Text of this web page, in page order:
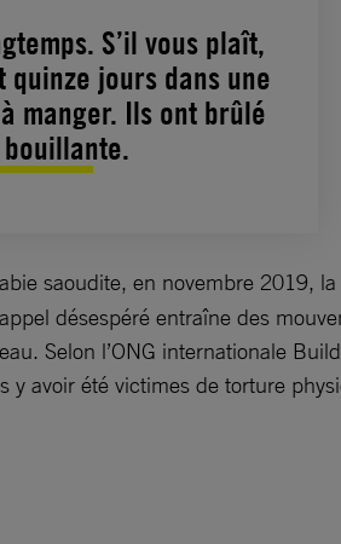
S’il vous plaît,
quinze jours dans une
manger. Ils ont brûlé
bouillante.
saoudite, en novembre 2019,
désespéré entraîne des
Selon l’ONG internationale
y avoir été victimes de torture